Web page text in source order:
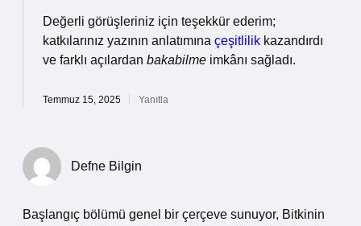
Değerli görüşleriniz için teşekkür ederim;
katkılarınız yazının anlatımına çeşitlilik kazandırdı
ve farklı açılardan bakabilme imkânı sağladı.
Temmuz 15, 2025 Yanıtla
Defne Bilgin
Başlangıç bölümü genel bir çerçeve sunuyor, Bitkinin